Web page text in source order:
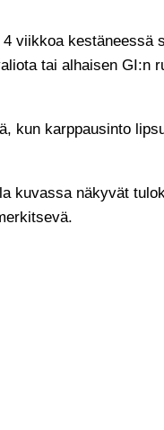
viikkoa kestäneessä
tai alhaisen GI:n
kun karppausinto
kuvassa näkyvät